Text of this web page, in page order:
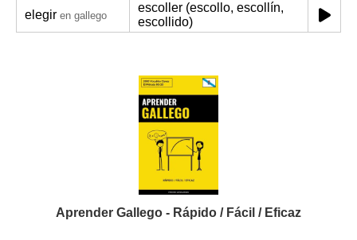
elegir en gallego
escoller (escollo, escollín,
escollido)
Aprender Gallego - Rápido / Fácil / Eficaz